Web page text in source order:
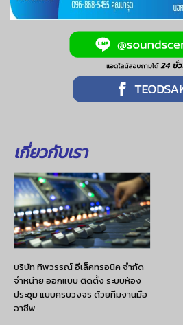
เกี่ยวกับเรา
บริษัท ทิพวรรณ์ อีเล็คทรอนิค จำกัด
จำหน่าย ออกแบบ ติดตั้ง ระบบห้อง
ประชุม แบบครบวงจร ด้วยทีมงานมือ
อาชีพ